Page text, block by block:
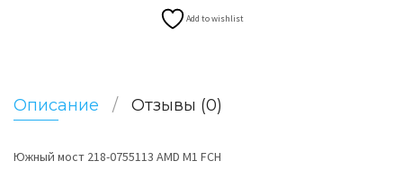
Add to wishlist
Описание Отзывы (0)
Южный мост 218-0755113 AMD M1 FCH